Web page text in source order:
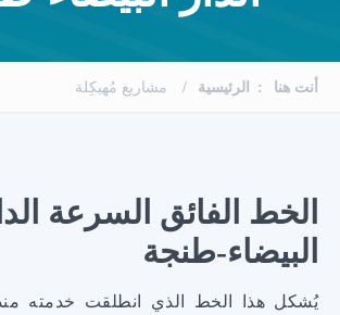
أنت هنا الرئيسية مشاريع مُهيكِلة
الخط الفائق السرعة
البيضاء-طنجة